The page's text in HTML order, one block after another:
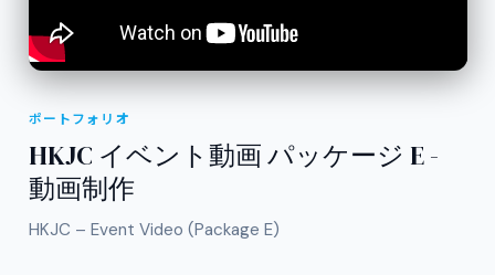
ポートフォリオ
HKJC イベント動画 パッケージ E -
動画制作
HKJC – Event Video (Package E)